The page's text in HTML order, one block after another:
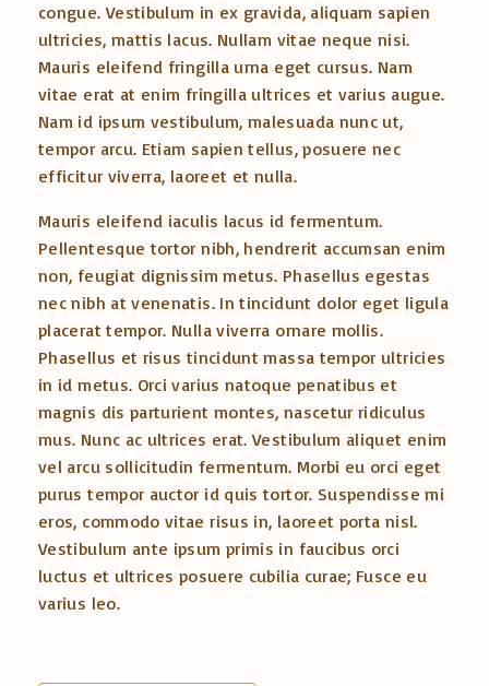
congue. Vestibulum in ex gravida, aliquam sapien
ultricies, mattis lacus. Nullam vitae neque nisi.
Mauris eleifend fringilla urna eget cursus. Nam
vitae erat at enim fringilla ultrices et varius augue.
Nam id ipsum vestibulum, malesuada nunc ut,
tempor arcu. Etiam sapien tellus, posuere nec
efficitur viverra, laoreet et nulla.
Mauris eleifend iaculis lacus id fermentum.
Pellentesque tortor nibh, hendrerit accumsan enim
non, feugiat dignissim metus. Phasellus egestas
nec nibh at venenatis. In tincidunt dolor eget ligula
placerat tempor. Nulla viverra ornare mollis.
Phasellus et risus tincidunt massa tempor ultricies
in id metus. Orci varius natoque penatibus et
magnis dis parturient montes, nascetur ridiculus
mus. Nunc ac ultrices erat. Vestibulum aliquet enim
vel arcu sollicitudin fermentum. Morbi eu orci eget
purus tempor auctor id quis tortor. Suspendisse mi
eros, commodo vitae risus in, laoreet porta nisl.
Vestibulum ante ipsum primis in faucibus orci
luctus et ultrices posuere cubilia curae; Fusce eu
varius leo.